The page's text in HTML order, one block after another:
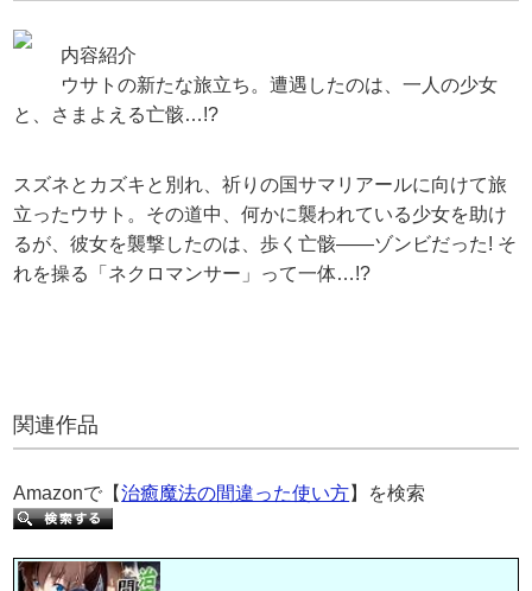
内容紹介
ウサトの新たな旅立ち。遭遇したのは、一人の少女
と、さまよえる亡骸…!?
スズネとカズキと別れ、祈りの国サマリアールに向けて旅
立ったウサト。その道中、何かに襲われている少女を助け
るが、彼女を襲撃したのは、歩く亡骸――ゾンビだった! そ
れを操る「ネクロマンサー」って一体…!?
関連作品
Amazonで【治癒魔法の間違った使い方】を検索